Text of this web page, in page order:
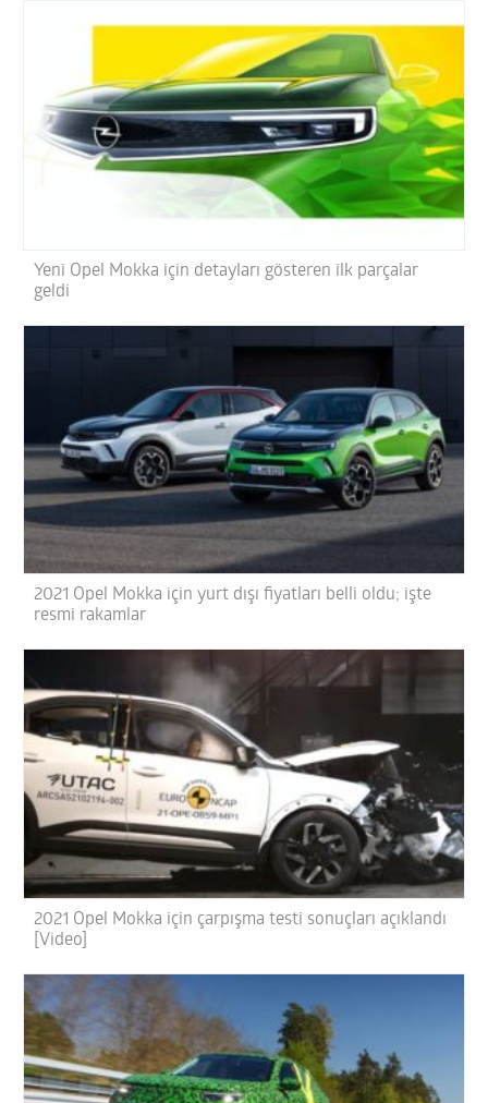
Yeni Opel Mokka için detayları gösteren ilk parçalar
geldi
2021 Opel Mokka için yurt dışı fiyatları belli oldu; işte
resmi rakamlar
2021 Opel Mokka için çarpışma testi sonuçları açıklandı
[Video]